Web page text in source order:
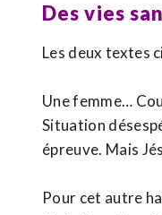
Des vies
Les deux textes
Une femme…
Situation
épreuve. Mais
Pour cet autre